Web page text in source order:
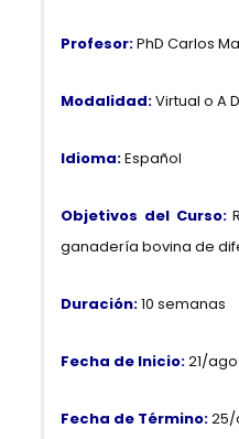
Profesor:PhD Carlos
Modalidad:Virtual o A
Idioma:Español
Objetivos del Curso:
ganadería bovina de
Duración:10 semanas
Fecha de Inicio:21/
Fecha de Término:25/